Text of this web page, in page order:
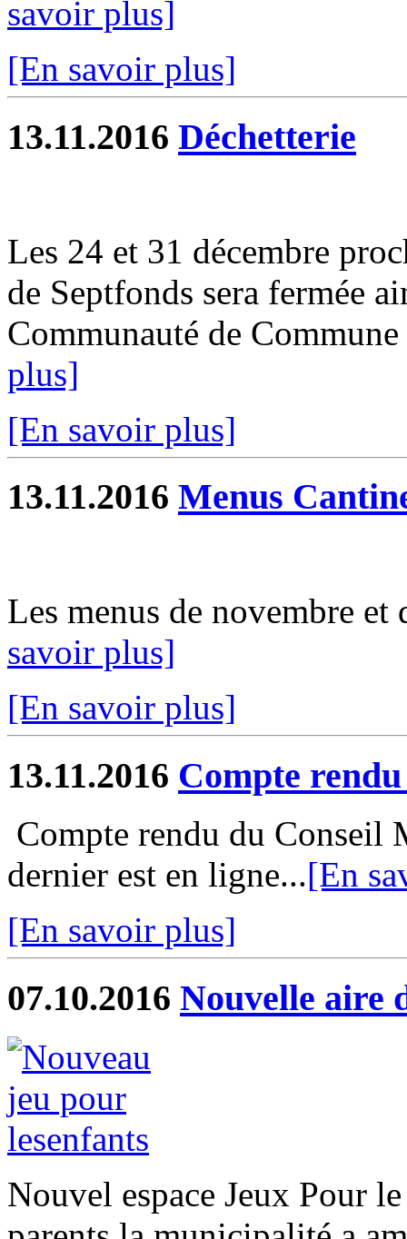
savoir plus]
[En savoir plus]
13.11.2016 Déchetterie
Les 24 et 31 décembre
de Septfonds sera fermée
Communauté de
plus]
[En savoir plus]
13.11.2016 Menus
Les menus de novembre
savoir plus]
[En savoir plus]
13.11.2016 Compte
Compte rendu du Conseil
dernier est en ligne...[En
[En savoir plus]
07.10.2016 Nouvelle aire
Nouvel espace Jeux Pour